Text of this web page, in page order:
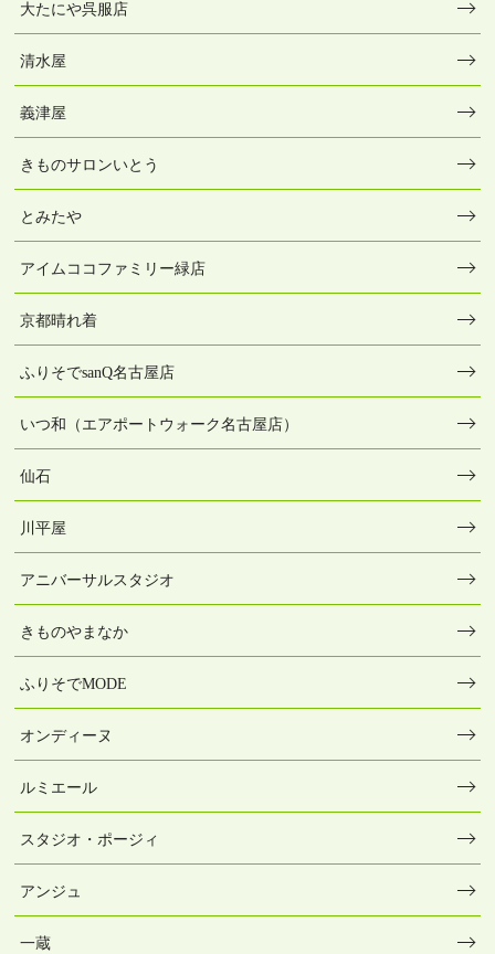
大たにや呉服店
清水屋
義津屋
きものサロンいとう
とみたや
アイムココファミリー緑店
京都晴れ着
ふりそでsanQ名古屋店
いつ和（エアポートウォーク名古屋店）
仙石
川平屋
アニバーサルスタジオ
きものやまなか
ふりそでMODE
オンディーヌ
ルミエール
スタジオ・ポージィ
アンジュ
一蔵